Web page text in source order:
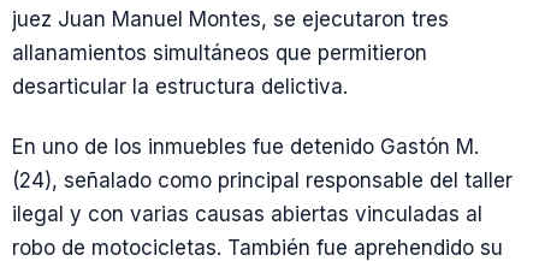
juez Juan Manuel Montes, se ejecutaron tres
allanamientos simultáneos que permitieron
desarticular la estructura delictiva.
En uno de los inmuebles fue detenido Gastón M.
(24), señalado como principal responsable del taller
ilegal y con varias causas abiertas vinculadas al
robo de motocicletas. También fue aprehendido su